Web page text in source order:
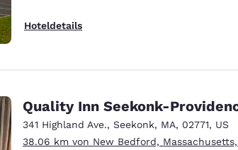
Hoteldetails
Quality Inn Seekonk-
341 Highland Ave., Seekonk, MA, 02771, US
38.06 km von New Bedford,